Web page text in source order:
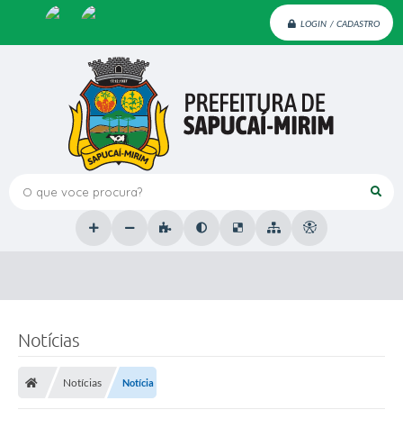
LOGIN / CADASTRO
O que voce procura?
Notícias
Notícias Notícia